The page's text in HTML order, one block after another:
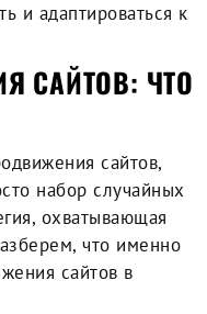
и адаптироваться к
САЙТОВ: ЧТО
сайтов,
набор случайных
охватывающая
что именно
сайтов в